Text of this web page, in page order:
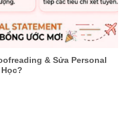
& Sửa Personal